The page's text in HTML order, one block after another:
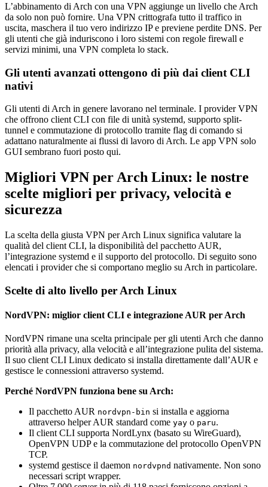
L’abbinamento di Arch con una VPN aggiunge un livello che Arch
da solo non può fornire. Una VPN crittografa tutto il traffico in
uscita, maschera il tuo vero indirizzo IP e previene perdite DNS. Per
gli utenti che già induriscono i loro sistemi con regole firewall e
servizi minimi, una VPN completa lo stack.
Gli utenti avanzati ottengono di più dai client CLI
nativi
Gli utenti di Arch in genere lavorano nel terminale. I provider VPN
che offrono client CLI con file di unità systemd, supporto split-
tunnel e commutazione di protocollo tramite flag di comando si
adattano naturalmente ai flussi di lavoro di Arch. Le app VPN solo
GUI sembrano fuori posto qui.
Migliori VPN per Arch Linux: le nostre
scelte migliori per privacy, velocità e
sicurezza
La scelta della giusta VPN per Arch Linux significa valutare la
qualità del client CLI, la disponibilità del pacchetto AUR,
l’integrazione systemd e il supporto del protocollo. Di seguito sono
elencati i provider che si comportano meglio su Arch in particolare.
Scelte di alto livello per Arch Linux
NordVPN: miglior client CLI e integrazione AUR per Arch
NordVPN rimane una scelta principale per gli utenti Arch che danno
priorità alla privacy, alla velocità e all’integrazione pulita del sistema.
Il suo client CLI Linux dedicato si installa direttamente dall’AUR e
gestisce le connessioni attraverso systemd.
Perché NordVPN funziona bene su Arch:
Il pacchetto AUR nordvpn-bin si installa e aggiorna
attraverso helper AUR standard come yay o paru.
Il client CLI supporta NordLynx (basato su WireGuard),
OpenVPN UDP e la commutazione del protocollo OpenVPN
TCP.
systemd gestisce il daemon nordvpnd nativamente. Non sono
necessari script wrapper.